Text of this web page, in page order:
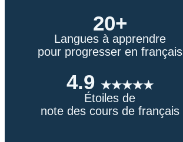
20+
Langues à apprendre
pour progresser en français
4.9 ★★★★★
Étoiles de
note des cours de français